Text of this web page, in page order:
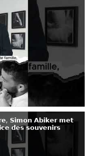
𝗦𝗶𝗺𝗼𝗻 𝗔𝗯𝗶𝗸𝗲𝗿 𝗺𝗲𝘁
𝗱𝗲𝘀 𝘀𝗼𝘂𝘃𝗲𝗻𝗶𝗿𝘀